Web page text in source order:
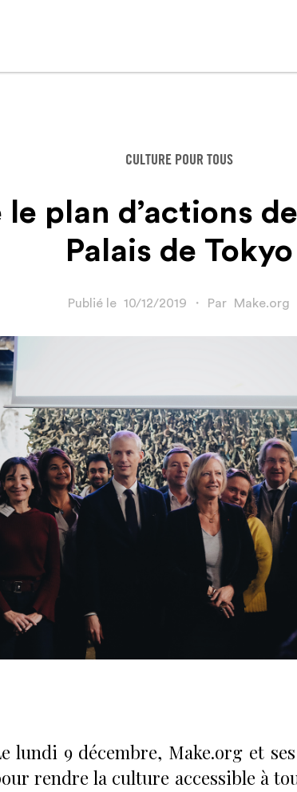
CULTURE POUR TOUS
plan d’actions
Palais de Tokyo
Publié le 10/12/2019 ・ Par Make.org
lundi 9 décembre, Make.org et
rendre la culture accessible à